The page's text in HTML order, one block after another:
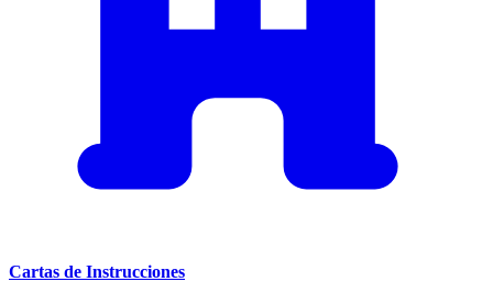
Cartas de Instrucciones